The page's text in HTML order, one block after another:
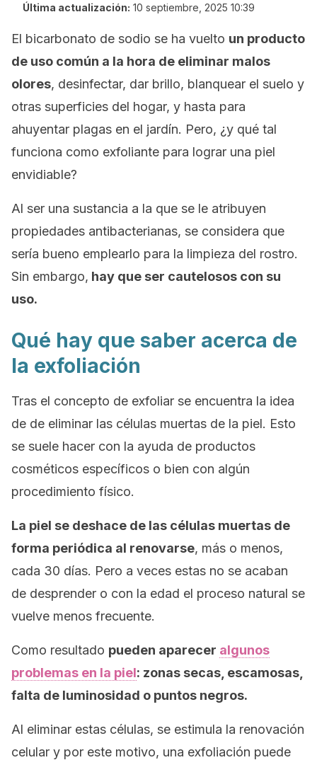
Última actualización: 10 septiembre, 2025 10:39
El bicarbonato de sodio se ha vuelto un producto
de uso común a la hora de eliminar malos
olores, desinfectar, dar brillo, blanquear el suelo y
otras superficies del hogar, y hasta para
ahuyentar plagas en el jardín. Pero, ¿y qué tal
funciona como exfoliante para lograr una piel
envidiable?
Al ser una sustancia a la que se le atribuyen
propiedades antibacterianas, se considera que
sería bueno emplearlo para la limpieza del rostro.
Sin embargo, hay que ser cautelosos con su
uso.
Qué hay que saber acerca de
la exfoliación
Tras el concepto de exfoliar se encuentra la idea
de de eliminar las células muertas de la piel. Esto
se suele hacer con la ayuda de productos
cosméticos específicos o bien con algún
procedimiento físico.
La piel se deshace de las células muertas de
forma periódica al renovarse, más o menos,
cada 30 días. Pero a veces estas no se acaban
de desprender o con la edad el proceso natural se
vuelve menos frecuente.
Como resultado pueden aparecer algunos
problemas en la piel: zonas secas, escamosas,
falta de luminosidad o puntos negros.
Al eliminar estas células, se estimula la renovación
celular y por este motivo, una exfoliación puede